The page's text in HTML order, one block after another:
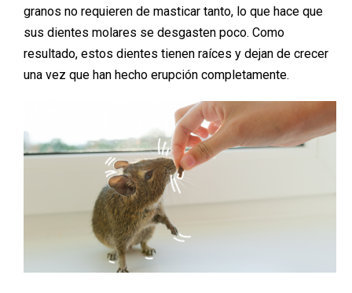
granos no requieren de masticar tanto, lo que hace que
sus dientes molares se desgasten poco. Como
resultado, estos dientes tienen raíces y dejan de crecer
una vez que han hecho erupción completamente.